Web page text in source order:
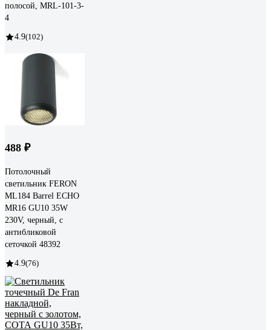
полосой, MRL-101-3-
4
4.9(102)
488 ₽
Потолочный
светильник FERON
ML184 Barrel ECHO
MR16 GU10 35W
230V, черный, с
антибликовой
сеточкой 48392
4.9(76)